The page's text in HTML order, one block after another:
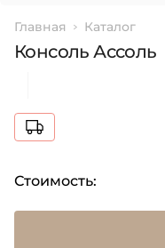
Главная Каталог
Консоль Ассоль
Стоимость: